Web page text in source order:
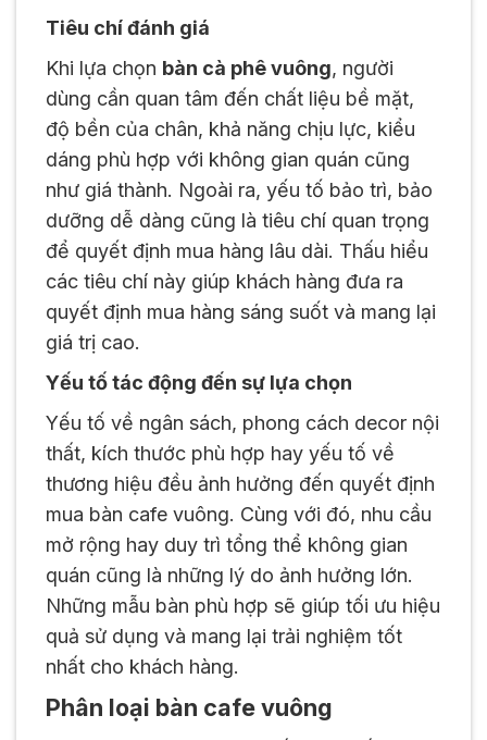
Tiêu chí đánh giá
Khi lựa chọn bàn cà phê vuông, người
dùng cần quan tâm đến chất liệu bề mặt,
độ bền của chân, khả năng chịu lực, kiểu
dáng phù hợp với không gian quán cũng
như giá thành. Ngoài ra, yếu tố bảo trì, bảo
dưỡng dễ dàng cũng là tiêu chí quan trọng
để quyết định mua hàng lâu dài. Thấu hiểu
các tiêu chí này giúp khách hàng đưa ra
quyết định mua hàng sáng suốt và mang lại
giá trị cao.
Yếu tố tác động đến sự lựa chọn
Yếu tố về ngân sách, phong cách decor nội
thất, kích thước phù hợp hay yếu tố về
thương hiệu đều ảnh hưởng đến quyết định
mua bàn cafe vuông. Cùng với đó, nhu cầu
mở rộng hay duy trì tổng thể không gian
quán cũng là những lý do ảnh hưởng lớn.
Những mẫu bàn phù hợp sẽ giúp tối ưu hiệu
quả sử dụng và mang lại trải nghiệm tốt
nhất cho khách hàng.
Phân loại bàn cafe vuông